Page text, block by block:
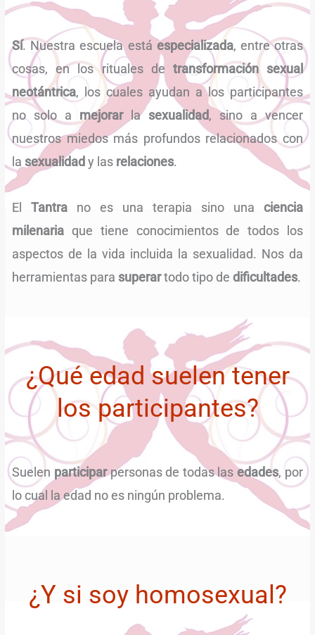
Sí. Nuestra escuela está especializada, entre otras
cosas, en los rituales de transformación sexual
neotántrica, los cuales ayudan a los participantes
no solo a mejorarla sexualidad, sino a vencer
nuestros miedos más profundos relacionados con
la sexualidad y las relaciones.
ElTantra no es una terapia sino una ciencia
milenaria que tiene conocimientos de todos los
aspectos de la vida incluida la sexualidad. Nos da
herramientas para superartodo tipo dedificultades.
¿Qué edad suelen tener
los participantes?
Suelen participarpersonas de todas lasedades, por
lo cual la edad no es ningún problema.
¿Y si soy homosexual?